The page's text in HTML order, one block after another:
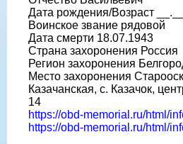
Дата рождения/Возраст
Воинское звание рядовой
Дата смерти 18.07.1943
Страна захоронения Россия
Регион захоронения
Место захоронения
Казачанская, с. Казачок,
14
https://obd-memorial.ru/html/
https://obd-memorial.ru/html/